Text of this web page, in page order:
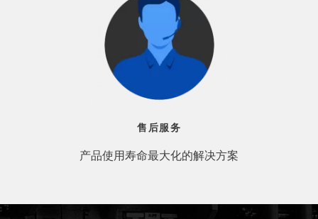
售后服务
产品使用寿命最大化的解决方案